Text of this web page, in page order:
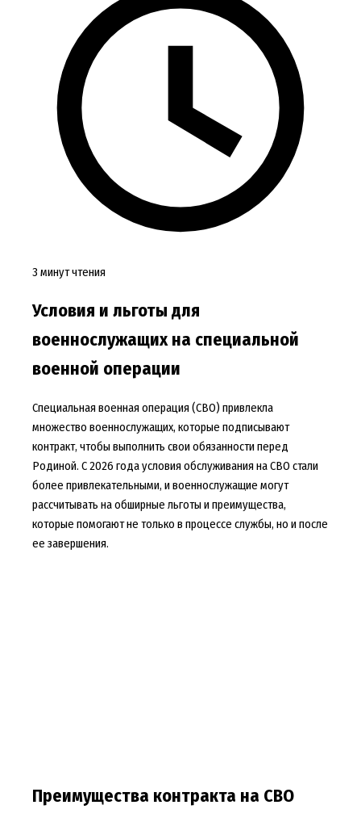
3 минут чтения
Условия и льготы для
военнослужащих на специальной
военной операции
Специальная военная операция (СВО) привлекла
множество военнослужащих, которые подписывают
контракт, чтобы выполнить свои обязанности перед
Родиной. С 2026 года условия обслуживания на СВО стали
более привлекательными, и военнослужащие могут
рассчитывать на обширные льготы и преимущества,
которые помогают не только в процессе службы, но и после
ее завершения.
Преимущества контракта на СВО